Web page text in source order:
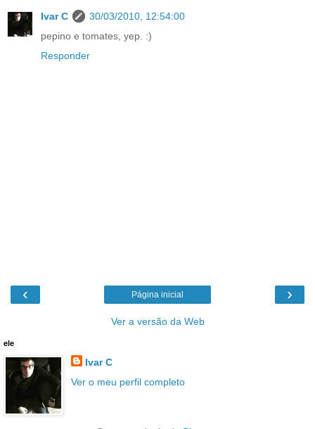
Ivar C
30/03/2010, 12:54:00
pepino e tomates, yep. :)
Responder
‹ ›
Página inicial
Ver a versão da Web
ele
Ivar C
Ver o meu perfil completo